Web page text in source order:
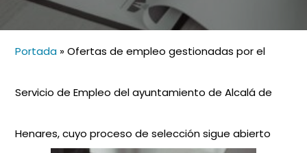
Portada »Ofertas de empleo gestionadas por el
Servicio de Empleo del ayuntamiento de Alcalá de
Henares, cuyo proceso de selección sigue abierto